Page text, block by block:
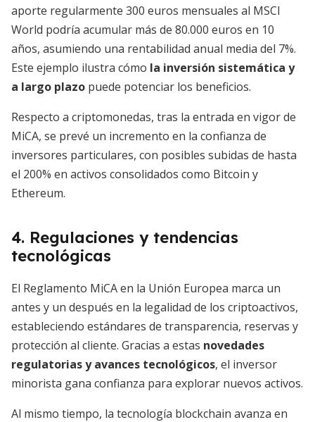
aporte regularmente 300 euros mensuales al MSCI
World podría acumular más de 80.000 euros en 10
años, asumiendo una rentabilidad anual media del 7%.
Este ejemplo ilustra cómo la inversión sistemática y
a largo plazo puede potenciar los beneficios.
Respecto a criptomonedas, tras la entrada en vigor de
MiCA, se prevé un incremento en la confianza de
inversores particulares, con posibles subidas de hasta
el 200% en activos consolidados como Bitcoin y
Ethereum.
4. Regulaciones y tendencias
tecnológicas
El Reglamento MiCA en la Unión Europea marca un
antes y un después en la legalidad de los criptoactivos,
estableciendo estándares de transparencia, reservas y
protección al cliente. Gracias a estas novedades
regulatorias y avances tecnológicos, el inversor
minorista gana confianza para explorar nuevos activos.
Al mismo tiempo, la tecnología blockchain avanza en